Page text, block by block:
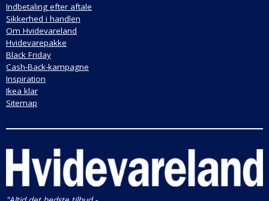
Indbetaling efter aftale
Sikkerhed i handlen
Om Hvidevareland
Hvidevarepakke
Black Friday
Cash-Back-kampagne
Inspiration
Ikea klar
Sitemap